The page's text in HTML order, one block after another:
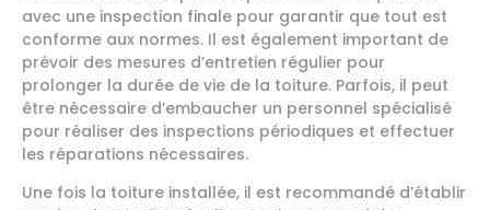
avec une inspection finale pour garantir que tout est
conforme aux normes. Il est également important de
prévoir des mesures d’entretien régulier pour
prolonger la durée de vie de la toiture. Parfois, il peut
être nécessaire d’embaucher un personnel spécialisé
pour réaliser des inspections périodiques et effectuer
les réparations nécessaires.
Une fois la toiture installée, il est recommandé d’établir